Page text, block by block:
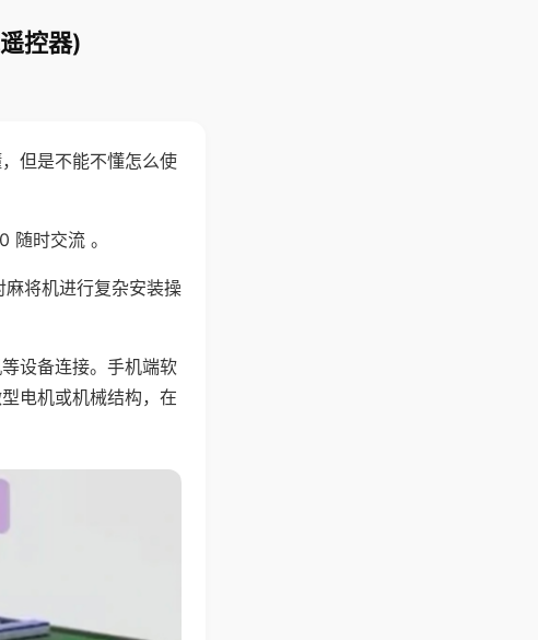
控器)
但是不能不懂怎么使
时交流 。
将机进行复杂安装操
设备连接。手机端软
电机或机械结构，在